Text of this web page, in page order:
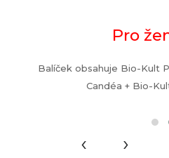
Pro
Balíček obsahuje Bio-Kult
Candéa + Bio-
‹ ›